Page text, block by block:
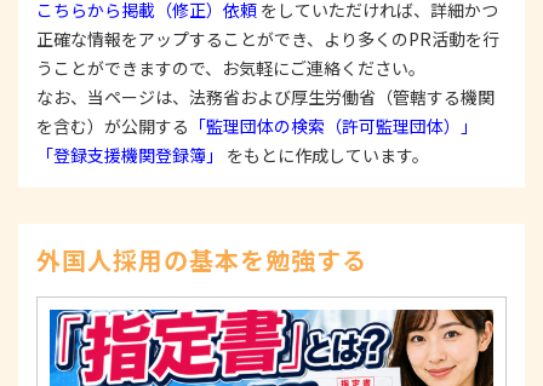
るため、情報セキュリティ対策を始めとする安全措
置を構築し、個人情報への不正アクセス、個人情報
の漏洩、滅失または毀損等の的確な防止とセキュリ
ティの是正に努めます。
3. 苦情および相談等に対する適正な対応について
本人からの苦情および相談があった場合には、適切
示、訂正、削除、または利用もしくは提供の停止等
を求められたときは、適法かつ遅滞なく応じます。
4. 法令・指針・規範の遵守について
適正な個人情報保護の実現のため、個人情報の取扱
いに関する法令、国が定める指針およびその他の規
範を遵守します。
こちらから掲載（修正）依頼 をしていただければ、詳細かつ
正確な情報をアップすることができ、より多くのPR活動を行
うことができますので、お気軽にご連絡ください。
なお、当ページは、法務省および厚生労働省（管轄する機関
を含む）が公開する 「監理団体の検索（許可監理団体）」
「登録支援機関登録簿」
をもとに作成しています。
外国人採用の基本を勉強する